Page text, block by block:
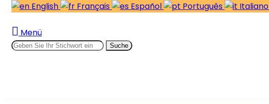
English
Français Español Português Italiano
Menü
Suche